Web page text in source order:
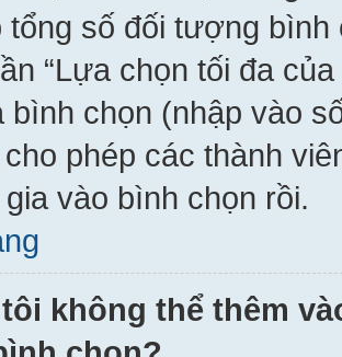
tổng số đối tượng
“Lựa chọn tối đa
bình chọn (nhập vào
phép các thành
vào bình chọn rồi.
không thể thêm